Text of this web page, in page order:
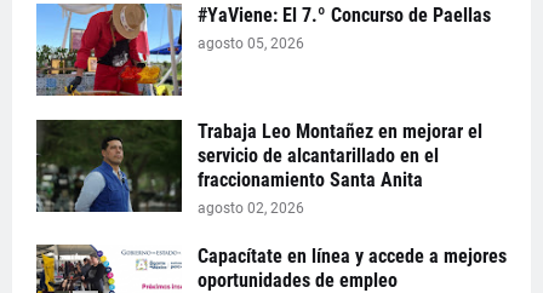
#YaViene: El 7.º Concurso de Paellas
agosto 05, 2026
Trabaja Leo Montañez en mejorar el
servicio de alcantarillado en el
fraccionamiento Santa Anita
agosto 02, 2026
Capacítate en línea y accede a mejores
oportunidades de empleo